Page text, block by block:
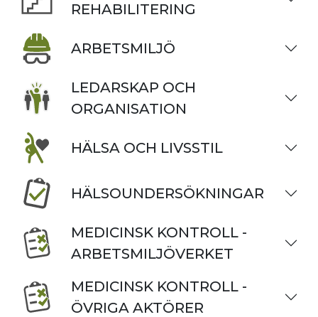
REHABILITERING
ARBETSMILJÖ
LEDARSKAP OCH
ORGANISATION
HÄLSA OCH LIVSSTIL
HÄLSOUNDERSÖKNINGAR
MEDICINSK KONTROLL -
ARBETSMILJÖVERKET
MEDICINSK KONTROLL -
ÖVRIGA AKTÖRER